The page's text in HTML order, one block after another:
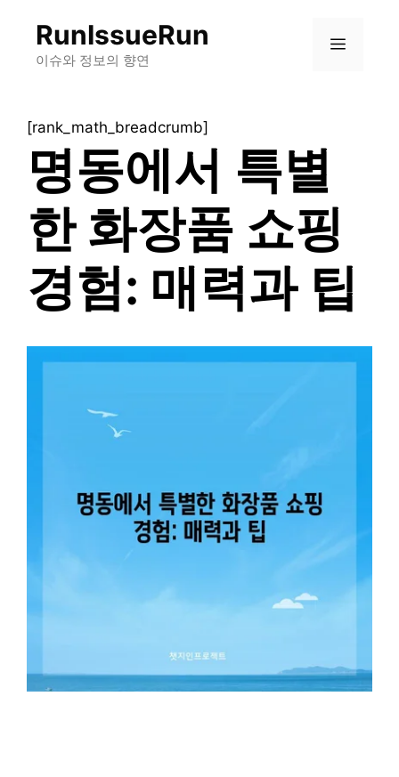
RunIssueRun
이슈와 정보의 향연
메
[rank_math_breadcrumb]
명동에서 특별
한 화장품 쇼핑
경험: 매력과 팁